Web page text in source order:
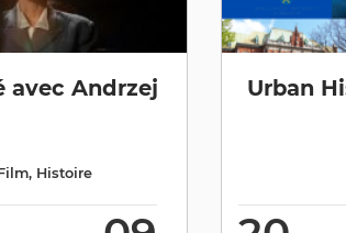
avec Andrzej
, Histoire
Urban